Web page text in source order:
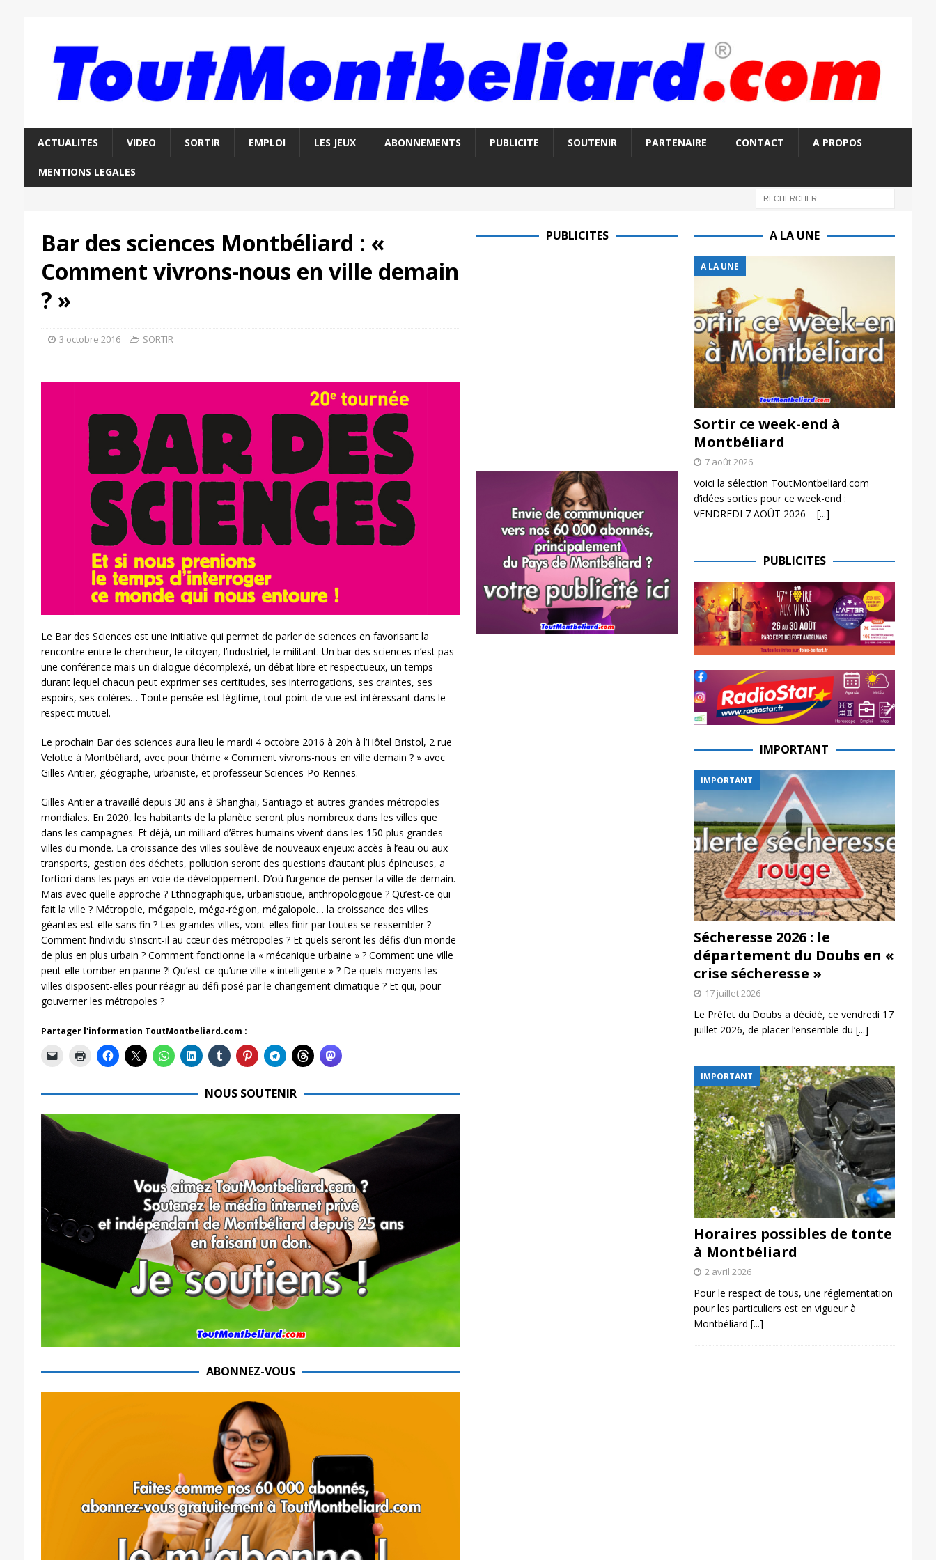
ACTUALITES VIDEO SORTIR EMPLOI LES JEUX ABONNEMENTS PUBLICITE SOUTENIR PARTENAIRE CONTACT A PROPOS
MENTIONS LEGALES
Bar des sciences Montbéliard : «
Comment vivrons-nous en ville demain
? »
3 octobre 2016 SORTIR
Le Bar des Sciences est une initiative qui permet de parler de sciences en favorisant la
rencontre entre le chercheur, le citoyen, l’industriel, le militant. Un bar des sciences n’est pas
une conférence mais un dialogue décomplexé, un débat libre et respectueux, un temps
durant lequel chacun peut exprimer ses certitudes, ses interrogations, ses craintes, ses
espoirs, ses colères… Toute pensée est légitime, tout point de vue est intéressant dans le
respect mutuel.
Le prochain Bar des sciences aura lieu le mardi 4 octobre 2016 à 20h à l’Hôtel Bristol, 2 rue
Velotte à Montbéliard, avec pour thème « Comment vivrons-nous en ville demain ? » avec
Gilles Antier, géographe, urbaniste, et professeur Sciences-Po Rennes.
Gilles Antier a travaillé depuis 30 ans à Shanghai, Santiago et autres grandes métropoles
mondiales. En 2020, les habitants de la planète seront plus nombreux dans les villes que
dans les campagnes. Et déjà, un milliard d’êtres humains vivent dans les 150 plus grandes
villes du monde. La croissance des villes soulève de nouveaux enjeux: accès à l’eau ou aux
transports, gestion des déchets, pollution seront des questions d’autant plus épineuses, a
fortiori dans les pays en voie de développement. D’où l’urgence de penser la ville de demain.
Mais avec quelle approche ? Ethnographique, urbanistique, anthropologique ? Qu’est-ce qui
fait la ville ? Métropole, mégapole, méga-région, mégalopole… la croissance des villes
géantes est-elle sans fin ? Les grandes villes, vont-elles finir par toutes se ressembler ?
Comment l’individu s’inscrit-il au cœur des métropoles ? Et quels seront les défis d’un monde
de plus en plus urbain ? Comment fonctionne la « mécanique urbaine » ? Comment une ville
peut-elle tomber en panne ?! Qu’est-ce qu’une ville « intelligente » ? De quels moyens les
villes disposent-elles pour réagir au défi posé par le changement climatique ? Et qui, pour
gouverner les métropoles ?
Partager l'information ToutMontbeliard.com :
NOUS SOUTENIR
ABONNEZ-VOUS
PUBLICITES A LA UNE
A LA UNE
Sortir ce week-end à
Montbéliard
7 août 2026
Voici la sélection ToutMontbeliard.com
d’idées sorties pour ce week-end :
VENDREDI 7 AOÛT 2026 – [...]
PUBLICITES
IMPORTANT
IMPORTANT
Sécheresse 2026 : le
département du Doubs en «
crise sécheresse »
17 juillet 2026
Le Préfet du Doubs a décidé, ce vendredi 17
juillet 2026, de placer l’ensemble du [...]
IMPORTANT
Horaires possibles de tonte
à Montbéliard
2 avril 2026
Pour le respect de tous, une réglementation
pour les particuliers est en vigueur à
Montbéliard [...]